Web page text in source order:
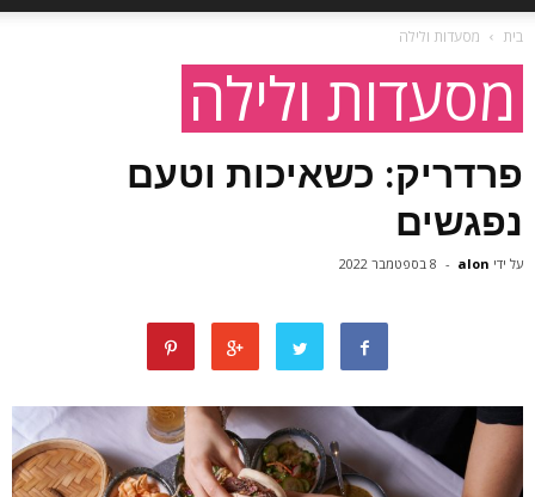
בית מסעדות ולילה
מסעדות ולילה
פרדריק: כשאיכות וטעם
נפגשים
על ידי alon
- 8 בספטמבר 2022